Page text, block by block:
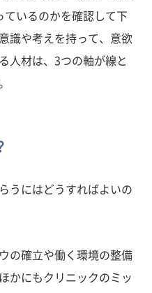
ているのかを確認して下
識や考えを持って、意欲
人材は、3つの軸が線と
うにはどうすればよいの
の確立や働く環境の整備
かにもクリニックのミッ